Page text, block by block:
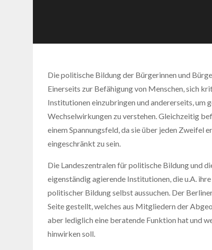
Die politische Bildung der Bürgerinnen und
Einerseits zur Befähigung von Menschen, sich
Institutionen einzubringen und andererseits, um
Wechselwirkungen zu verstehen. Gleichzeitig
einem Spannungsfeld, da sie über jeden Zweifel
eingeschränkt zu sein.
Die Landeszentralen für politische Bildung und
eigenständig agierende Institutionen, die u.A.
politischer Bildung selbst aussuchen. Der
Seite gestellt, welches aus Mitgliedern der
aber lediglich eine beratende Funktion hat und
hinwirken soll.